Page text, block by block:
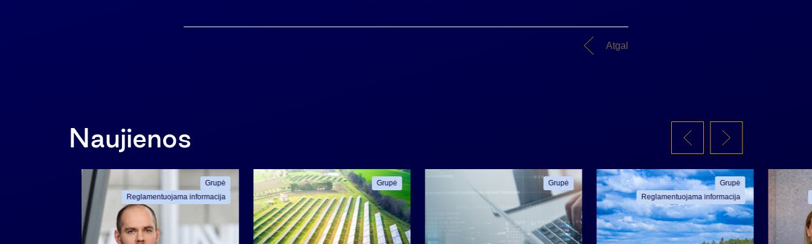
Atgal
Naujienos
Grupė
Reglamentuojama informacija
Grupė Grupė
Grupė
Reglamentuojama informacija